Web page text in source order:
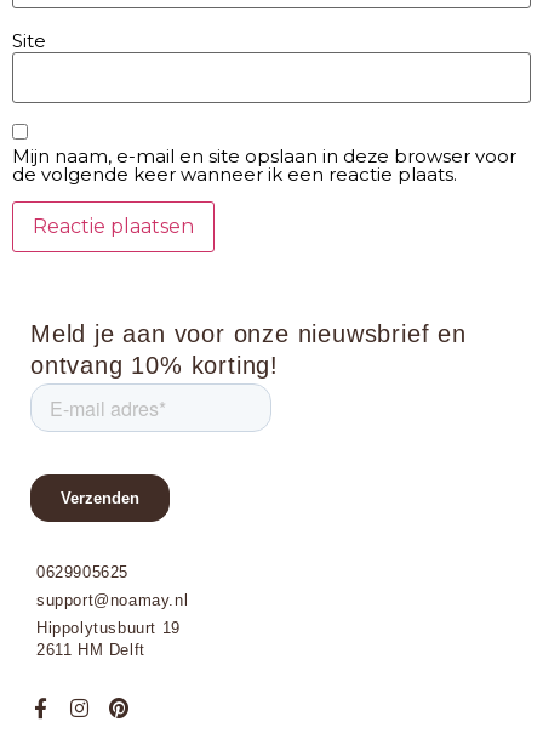
Site
Mijn naam, e-mail en site opslaan in deze browser voor
de volgende keer wanneer ik een reactie plaats.
Meld je aan voor onze nieuwsbrief en
ontvang 10% korting!
0629905625
support@noamay.nl
Hippolytusbuurt 19
2611 HM Delft